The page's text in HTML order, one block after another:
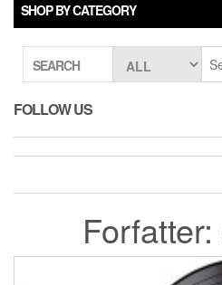
SHOP BY CATEGORY
SEARCH
FOLLOW US
Forfatter: